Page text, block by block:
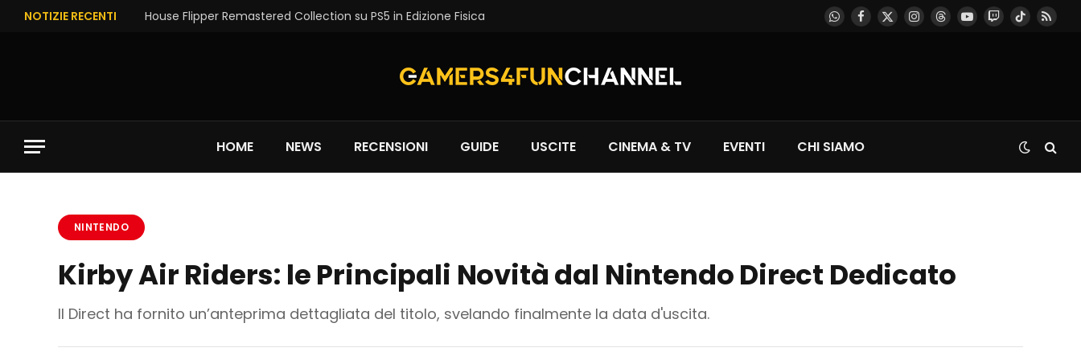
NOTIZIE RECENTI House Flipper Remastered Collection su PS5 in Edizione Fisica WhatsApp
Facebook
X
Instagram
ThreadsYouTube
TwitchTikTok
RSS
HOME NEWS RECENSIONI GUIDE USCITE CINEMA & TV EVENTI CHI SIAMO
NINTENDO
Kirby Air Riders: le Principali Novità dal Nintendo Direct Dedicato
Il Direct ha fornito un’anteprima dettagliata del titolo, svelando finalmente la data d'uscita.